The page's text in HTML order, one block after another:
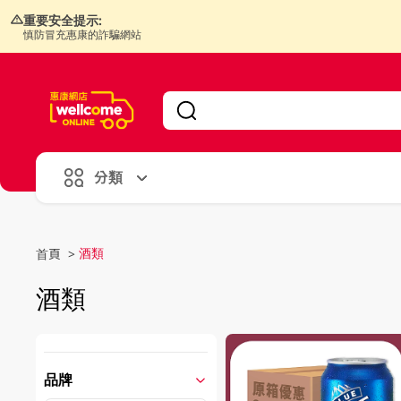
重要安全提示:
慎防冒充惠康的詐騙網站
分類
首頁 > 酒類
酒類
品牌